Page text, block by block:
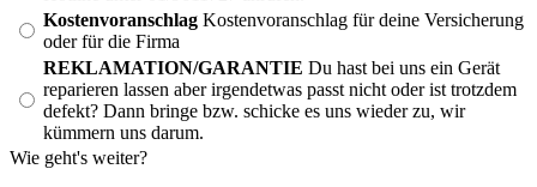
Kostenvoranschlag Kostenvoranschlag für deine Versicherung
oder für die Firma
REKLAMATION/GARANTIE Du hast bei uns ein Gerät
reparieren lassen aber irgendetwas passt nicht oder ist trotzdem
defekt? Dann bringe bzw. schicke es uns wieder zu, wir
kümmern uns darum.
Wie geht's weiter?